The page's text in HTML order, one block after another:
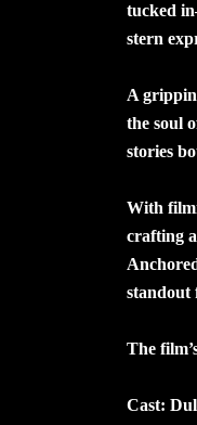
tucked
stern
A
the soul
stories
With
crafting
standout
The
Cast: